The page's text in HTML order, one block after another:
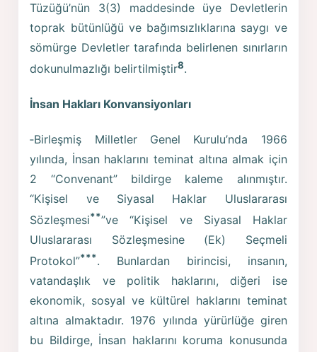
Tüzüğü’nün 3(3) maddesinde üye Devletlerin
toprak bütünlüğü ve bağımsızlıklarına saygı ve
sömürge Devletler tarafında belirlenen sınırların
dokunulmazlığı belirtilmiştir8.
İnsan Hakları Konvansiyonları
‑Birleşmiş Milletler Genel Kurulu’nda 1966
yılında, İnsan haklarını teminat altına almak için
2 “Convenant” bildirge kaleme alınmıştır.
“Kişisel ve Siyasal Haklar Uluslararası
Sözleşmesi**”ve “Kişisel ve Siyasal Haklar
Uluslararası Sözleşmesine (Ek) Seçmeli
Protokol”***. Bunlardan birincisi, insanın,
vatandaşlık ve politik haklarını, diğeri ise
ekonomik, sosyal ve kültürel haklarını teminat
altına almaktadır. 1976 yılında yürürlüğe giren
bu Bildirge, İnsan haklarını koruma konusunda